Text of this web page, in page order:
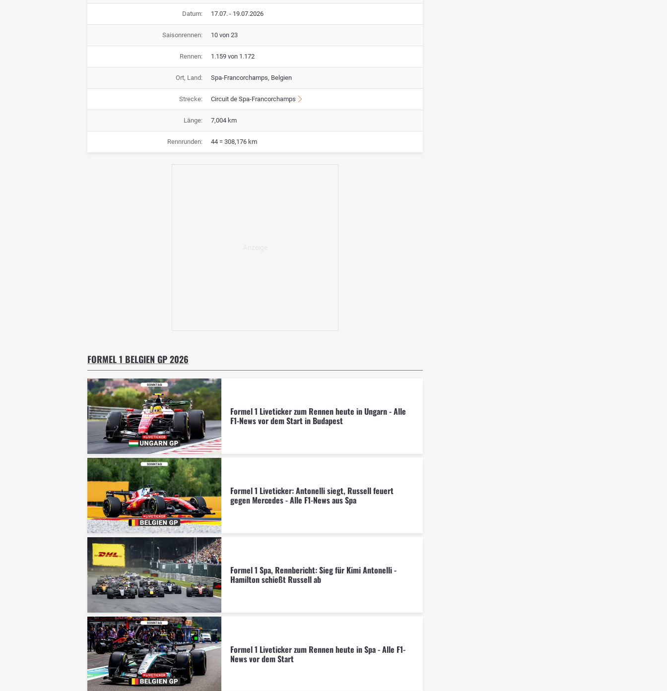
Datum: 17.07. - 19.07.2026
Saisonrennen: 10 von 23
Rennen: 1.159 von 1.172
Ort, Land: Spa-Francorchamps, Belgien
Strecke: Circuit de Spa-Francorchamps
Länge: 7,004 km
Rennrunden: 44 = 308,176 km
FORMEL 1 BELGIEN GP 2026
Formel 1 Liveticker zum Rennen heute in Ungarn - Alle
F1-News vor dem Start in Budapest
Formel 1 Liveticker: Antonelli siegt, Russell feuert
gegen Mercedes - Alle F1-News aus Spa
Formel 1 Spa, Rennbericht: Sieg für Kimi Antonelli -
Hamilton schießt Russell ab
Formel 1 Liveticker zum Rennen heute in Spa - Alle F1-
News vor dem Start